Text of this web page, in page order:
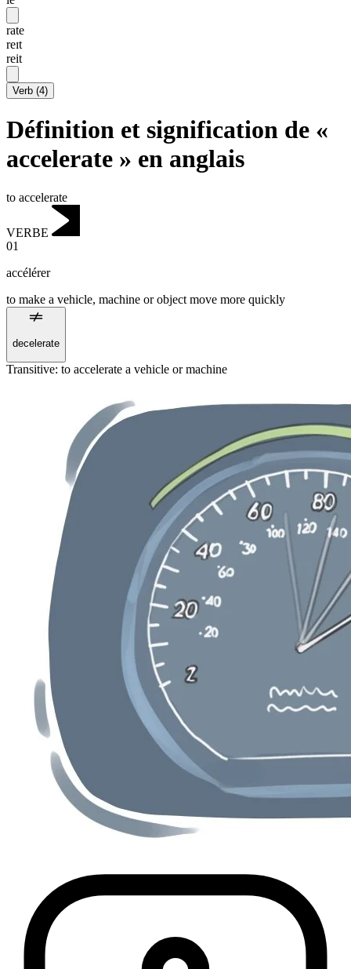
rate
reɪt
reit
Verb (4)
Définition et signification de «
accelerate » en anglais
to accelerate
VERBE
01
accélérer
to make a vehicle, machine or object move more quickly
decelerate
Transitive: to accelerate a vehicle or machine